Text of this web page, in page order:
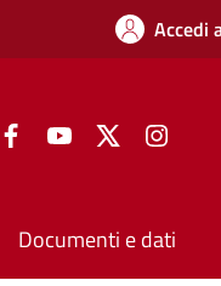
Accedi
FacebookYouTube Twitter
Documenti e dati